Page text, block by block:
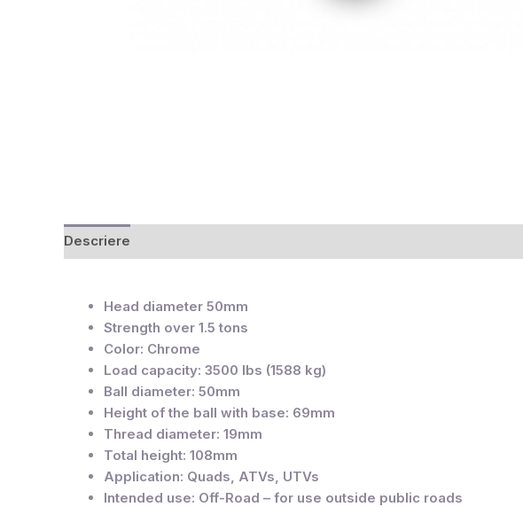
Descriere
Head diameter 50mm
Strength over 1.5 tons
Color: Chrome
Load capacity: 3500 lbs (1588 kg)
Ball diameter: 50mm
Height of the ball with base: 69mm
Thread diameter: 19mm
Total height: 108mm
Application: Quads, ATVs, UTVs
Intended use: Off-Road – for use outside public roads